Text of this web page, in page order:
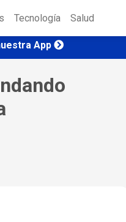
Tecnología Salud
App